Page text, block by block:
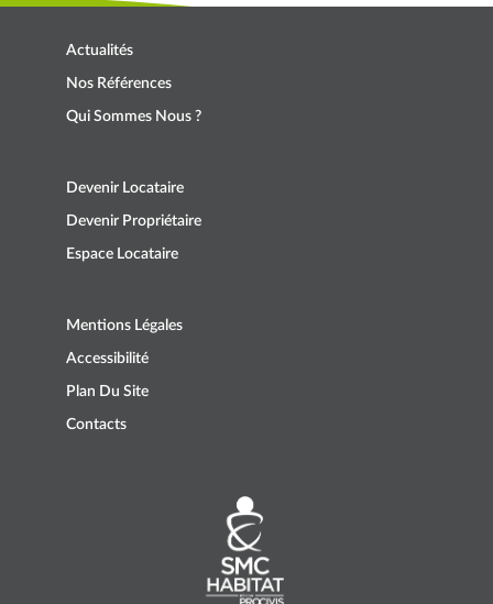
Actualités
Nos Références
Qui Sommes Nous ?
Devenir Locataire
Devenir Propriétaire
Espace Locataire
Mentions Légales
Accessibilité
Plan Du Site
Contacts